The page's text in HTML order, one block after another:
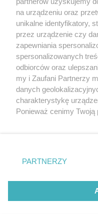
źle dobrane
TOP 4 kierunki na
będzie najlepszy
na urządzeniu oraz
unikalne identyfikatory,
przez urządzenie czy
zapewniania
spersonalizowanych
odbiorców oraz
my i Zaufani Partnerzy
danych
charakterystykę
Ponieważ cenimy
znajdujący się w lewym
rodzaje przetwarzania
użytkownika, ale masz
przetwarzaniu.
na tej witrynie.
PARTNERZY